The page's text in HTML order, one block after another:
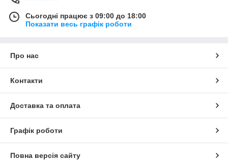
Сьогодні працює з 09:00 до 18:00
Показати весь графік роботи
Про нас
Контакти
Доставка та оплата
Графік роботи
Повна версія сайту